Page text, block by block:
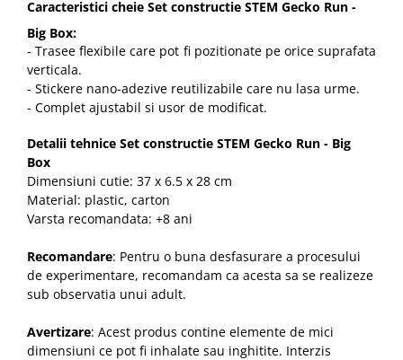
Caracteristici cheie Set constructie STEM Gecko Run -
Big Box:
- Trasee flexibile care pot fi pozitionate pe orice suprafata
verticala.
- Stickere nano-adezive reutilizabile care nu lasa urme.
- Complet ajustabil si usor de modificat.
Detalii tehnice Set constructie STEM Gecko Run - Big
Box
Dimensiuni cutie: 37 x 6.5 x 28 cm
Material: plastic, carton
Varsta recomandata: +8 ani
Recomandare: Pentru o buna desfasurare a procesului
de experimentare, recomandam ca acesta sa se realizeze
sub observatia unui adult.
Avertizare: Acest produs contine elemente de mici
dimensiuni ce pot fi inhalate sau inghitite. Interzis